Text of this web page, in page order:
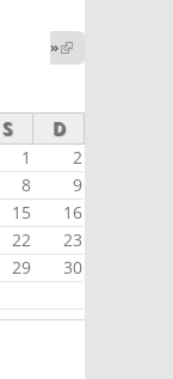
is»
external)
S D
1
2
8
9
15
16
22
23
29
30